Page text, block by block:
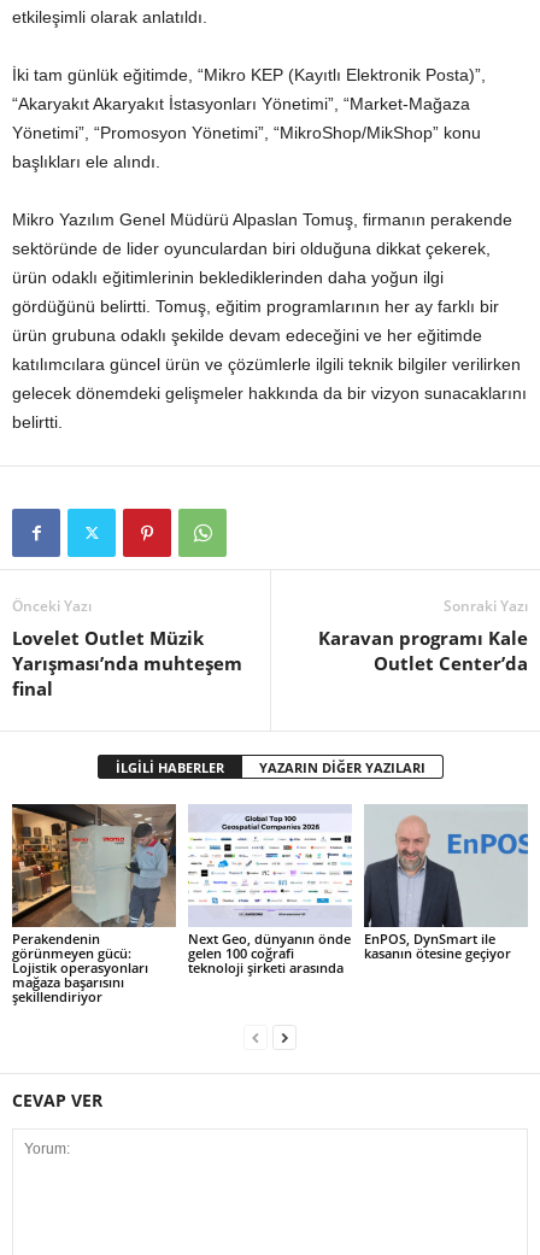
etkileşimli olarak anlatıldı.
İki tam günlük eğitimde, “Mikro KEP (Kayıtlı Elektronik Posta)”,
“Akaryakıt Akaryakıt İstasyonları Yönetimi”, “Market-Mağaza
Yönetimi”, “Promosyon Yönetimi”, “MikroShop/MikShop” konu
başlıkları ele alındı.
Mikro Yazılım Genel Müdürü Alpaslan Tomuş, firmanın perakende
sektöründe de lider oyunculardan biri olduğuna dikkat çekerek,
ürün odaklı eğitimlerinin beklediklerinden daha yoğun ilgi
gördüğünü belirtti. Tomuş, eğitim programlarının her ay farklı bir
ürün grubuna odaklı şekilde devam edeceğini ve her eğitimde
katılımcılara güncel ürün ve çözümlerle ilgili teknik bilgiler verilirken
gelecek dönemdeki gelişmeler hakkında da bir vizyon sunacaklarını
belirtti.
Önceki Yazı
Lovelet Outlet Müzik
Yarışması’nda muhteşem
final
Sonraki Yazı
Karavan programı Kale
Outlet Center’da
İLGİLİ HABERLER YAZARIN DİĞER YAZILARI
Perakendenin
görünmeyen gücü:
Lojistik operasyonları
mağaza başarısını
şekillendiriyor
Next Geo, dünyanın önde
gelen 100 coğrafi
teknoloji şirketi arasında
EnPOS, DynSmart ile
kasanın ötesine geçiyor
CEVAP VER